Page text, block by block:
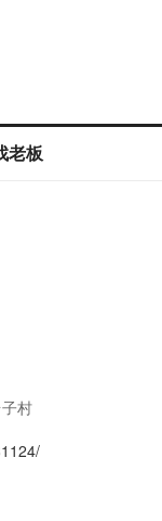
老板
村